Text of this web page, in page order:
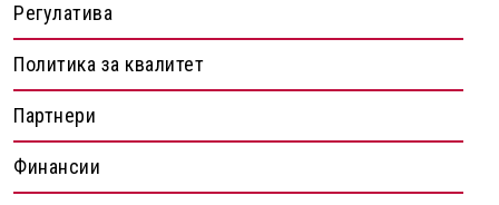
Регулатива
Политика за квалитет
Партнери
Финансии